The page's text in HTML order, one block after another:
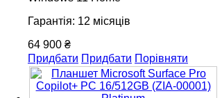
Гарантія: 12 місяців
64 900 ₴
Придбати Придбати Порівняти